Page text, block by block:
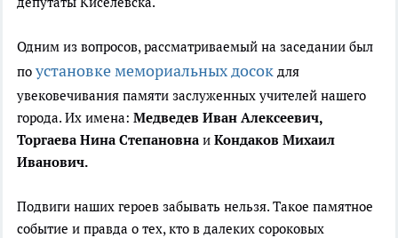
Одним из вопросов, рассматриваемый на заседании был
по установке мемориальных досок для
увековечивания памяти заслуженных учителей нашего
города. Их имена: Медведев Иван Алексеевич,
Торгаева Нина Степановна и Кондаков Михаил
Иванович.
Подвиги наших героев забывать нельзя. Такое памятное
событие и правда о тех, кто в далеких сороковых